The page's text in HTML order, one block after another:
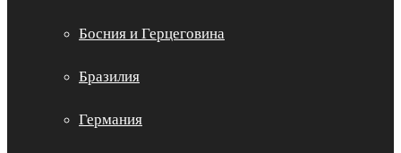
Босния и Герцеговина
Бразилия
Германия